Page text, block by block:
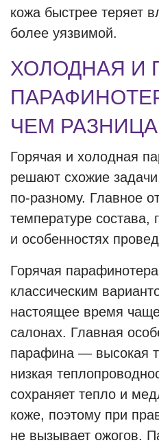
кожа быстрее теряет
более уязвимой.
ХОЛОДНАЯ И
ЧЕМ РАЗНИЦА
Горячая и холодная
решают схожие
по-разному. Главное
температуре состава,
и особенностях
Горячая
классическим
настоящее время
салонах. Главная
парафина — высокая
низкая
сохраняет тепло и
коже, поэтому при
не вызывает ожогов.